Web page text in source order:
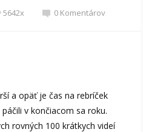
5642x 0 Komentárov
a opäť je čas na rebríček
v končiacom sa roku.
rovných 100 krátkych videí